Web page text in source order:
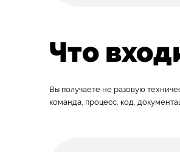
Что
Вы получаете не разовую
команда, процесс, код,